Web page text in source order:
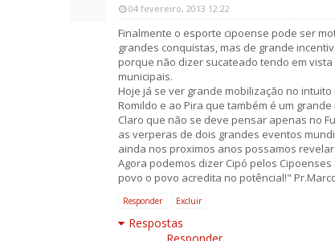
04 fevereiro, 2013 12:22
Finalmente o esporte cipoense pode ser
grandes conquistas, mas de grande
porque não dizer sucateado tendo em
municipais.
Hoje já se ver grande mobilização no
Romildo e ao Pira que também é um
Claro que não se deve pensar apenas no
as verperas de dois grandes eventos
ainda nos proximos anos possamos
Agora podemos dizer Cipó pelos
povo o povo acredita no potêncial!"
Responder Excluir
Respostas